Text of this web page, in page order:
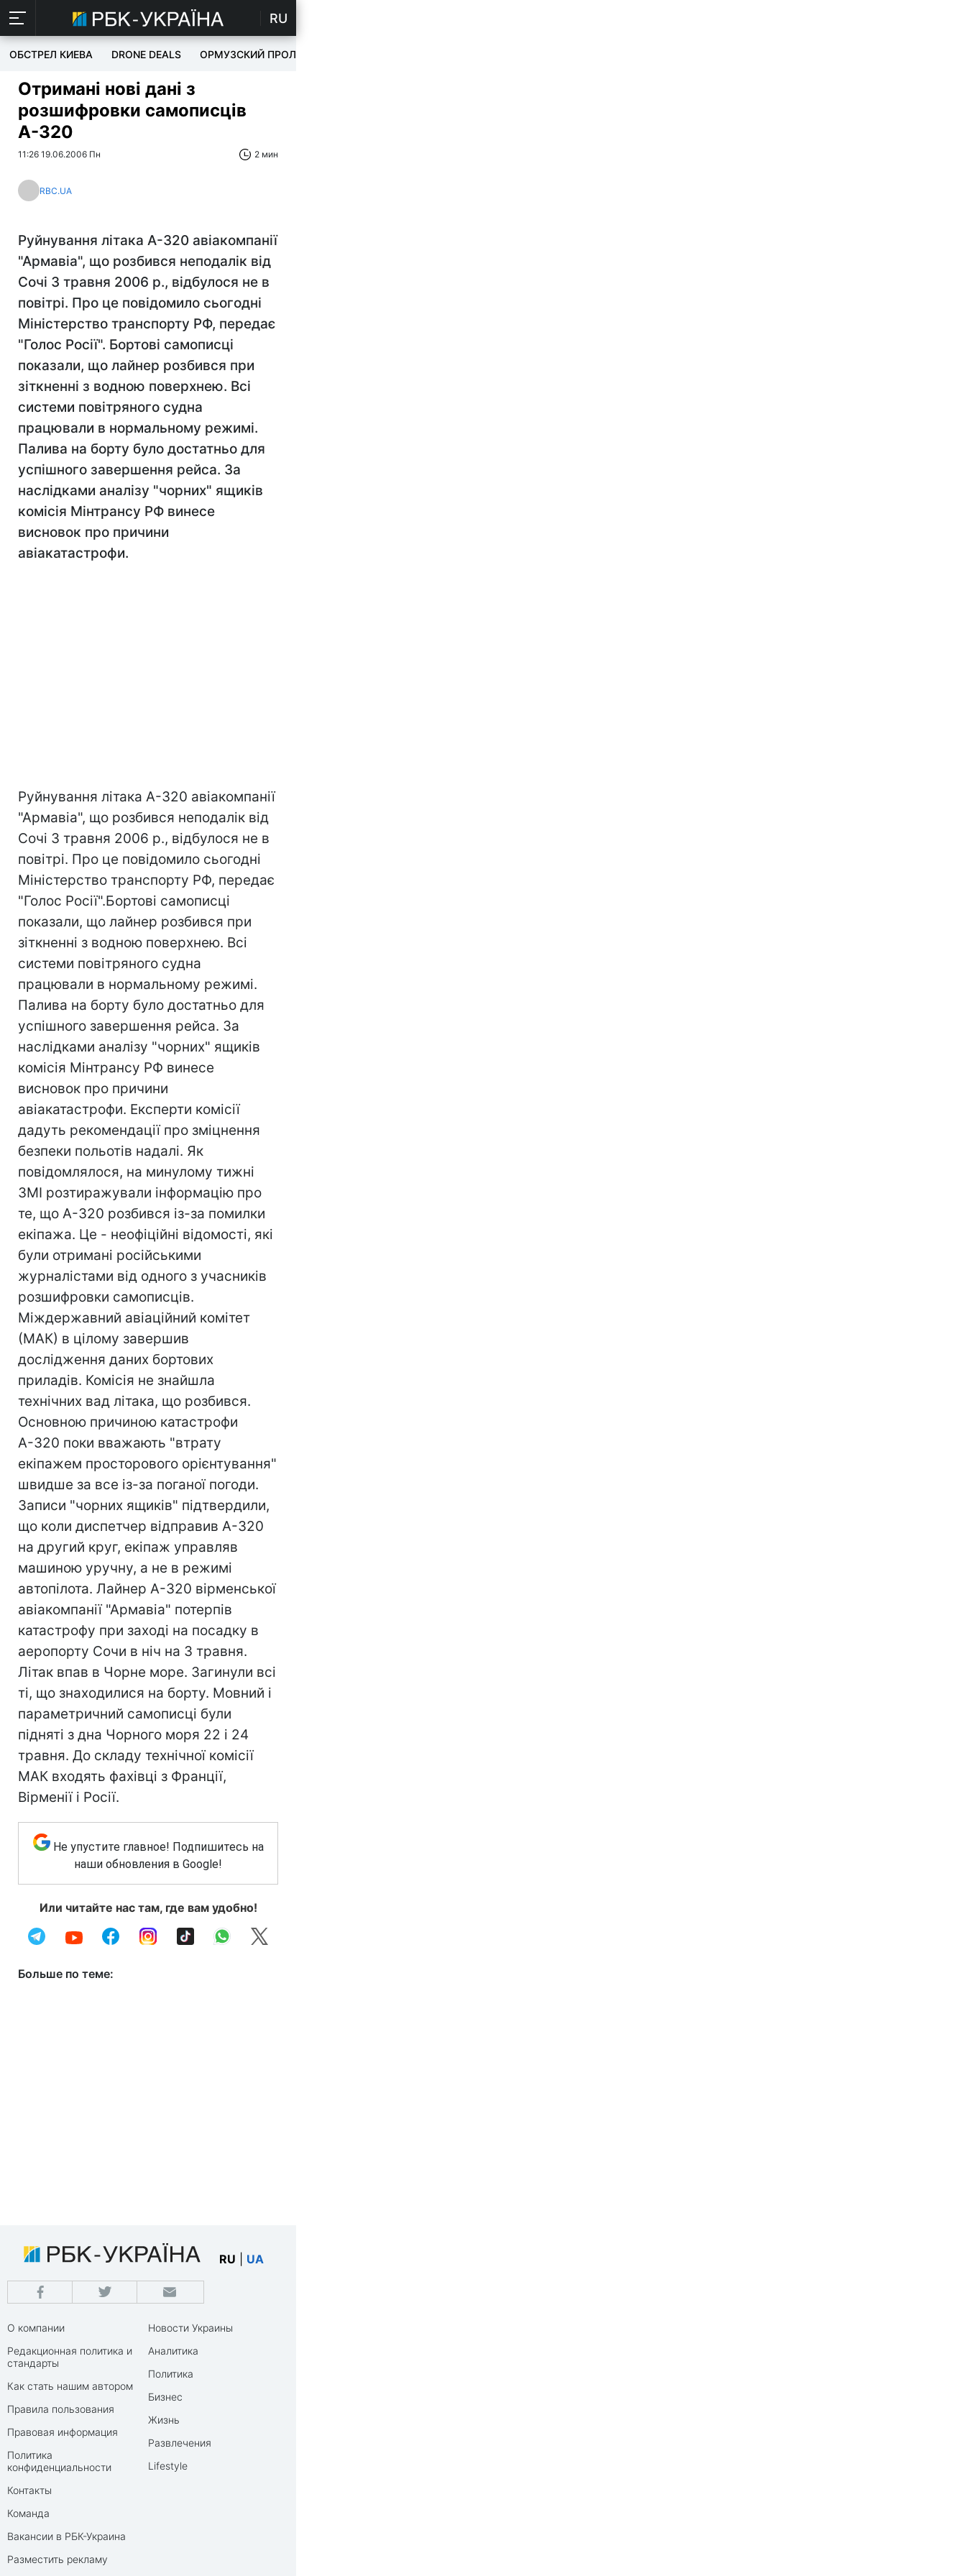
RU
ОБСТРЕЛ КИЕВА DRONE DEALS ОРМУЗСКИЙ ПРОЛИВ
Отримані нові дані з
розшифровки самописців
А-320
11:26 19.06.2006 Пн 2 мин
RBC.UA
Руйнування літака А-320 авіакомпанії
"Армавіа", що розбився неподалік від
Сочі 3 травня 2006 р., відбулося не в
повітрі. Про це повідомило сьогодні
Міністерство транспорту РФ, передає
"Голос Росії". Бортові самописці
показали, що лайнер розбився при
зіткненні з водною поверхнею. Всі
системи повітряного судна
працювали в нормальному режимі.
Палива на борту було достатньо для
успішного завершення рейса. За
наслідками аналізу "чорних" ящиків
комісія Мінтрансу РФ винесе
висновок про причини
авіакатастрофи.
Руйнування літака А-320 авіакомпанії
"Армавіа", що розбився неподалік від
Сочі 3 травня 2006 р., відбулося не в
повітрі. Про це повідомило сьогодні
Міністерство транспорту РФ, передає
"Голос Росії".Бортові самописці
показали, що лайнер розбився при
зіткненні з водною поверхнею. Всі
системи повітряного судна
працювали в нормальному режимі.
Палива на борту було достатньо для
успішного завершення рейса. За
наслідками аналізу "чорних" ящиків
комісія Мінтрансу РФ винесе
висновок про причини
авіакатастрофи. Експерти комісії
дадуть рекомендації про зміцнення
безпеки польотів надалі. Як
повідомлялося, на минулому тижні
ЗМІ розтиражували інформацію про
те, що А-320 розбився із-за помилки
екіпажа. Це - неофіційні відомості, які
були отримані російськими
журналістами від одного з учасників
розшифровки самописців.
Міждержавний авіаційний комітет
(МАК) в цілому завершив
дослідження даних бортових
приладів. Комісія не знайшла
технічних вад літака, що розбився.
Основною причиною катастрофи
А-320 поки вважають "втрату
екіпажем просторового орієнтування"
швидше за все із-за поганої погоди.
Записи "чорних ящиків" підтвердили,
що коли диспетчер відправив А-320
на другий круг, екіпаж управляв
машиною уручну, а не в режимі
автопілота. Лайнер А-320 вірменської
авіакомпанії "Армавіа" потерпів
катастрофу при заході на посадку в
аеропорту Сочи в ніч на 3 травня.
Літак впав в Чорне море. Загинули всі
ті, що знаходилися на борту. Мовний і
параметричний самописці були
підняті з дна Чорного моря 22 і 24
травня. До складу технічної комісії
МАК входять фахівці з Франції,
Вірменії і Росії.
Не упустите главное! Подпишитесь на
наши обновления в Google!
Или читайте нас там, где вам удобно!
Больше по теме:
RU UA
О компании
Редакционная политика и
стандарты
Как стать нашим автором
Правила пользования
Правовая информация
Политика
конфиденциальности
Контакты
Команда
Вакансии в РБК-Украина
Разместить рекламу
Новости Украины
Аналитика
Политика
Бизнес
Жизнь
Развлечения
Lifestyle